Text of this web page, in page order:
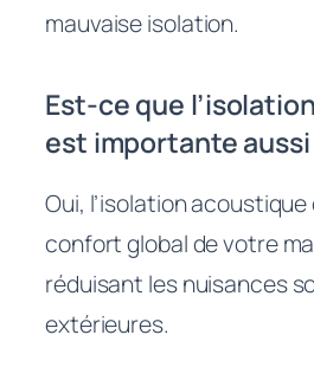
mauvaise isolation.
Est-ce que
est importante aussi
Oui, l’isolation
confort global de votre
réduisant les nuisances
extérieures.